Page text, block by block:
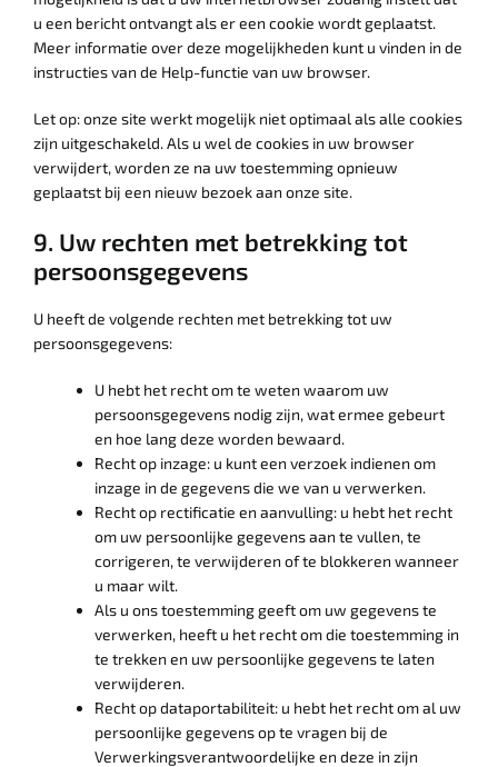
u een bericht ontvangt als er een cookie wordt geplaatst.
Meer informatie over deze mogelijkheden kunt u vinden in de
instructies van de Help-functie van uw browser.
Let op: onze site werkt mogelijk niet optimaal als alle cookies
zijn uitgeschakeld. Als u wel de cookies in uw browser
verwijdert, worden ze na uw toestemming opnieuw
geplaatst bij een nieuw bezoek aan onze site.
9. Uw rechten met betrekking tot
persoonsgegevens
U heeft de volgende rechten met betrekking tot uw
persoonsgegevens:
U hebt het recht om te weten waarom uw
persoonsgegevens nodig zijn, wat ermee gebeurt
en hoe lang deze worden bewaard.
Recht op inzage: u kunt een verzoek indienen om
inzage in de gegevens die we van u verwerken.
Recht op rectificatie en aanvulling: u hebt het recht
om uw persoonlijke gegevens aan te vullen, te
corrigeren, te verwijderen of te blokkeren wanneer
u maar wilt.
Als u ons toestemming geeft om uw gegevens te
verwerken, heeft u het recht om die toestemming in
te trekken en uw persoonlijke gegevens te laten
verwijderen.
Recht op dataportabiliteit: u hebt het recht om al uw
persoonlijke gegevens op te vragen bij de
Verwerkingsverantwoordelijke en deze in zijn